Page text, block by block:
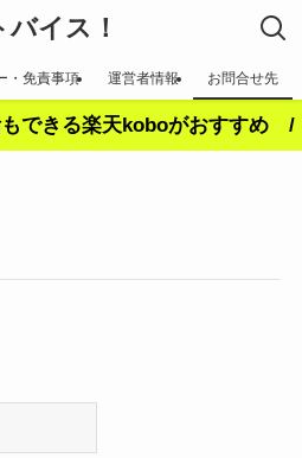
バイス！
・免責事項 運営者情報 お問合せ先
できる楽天koboがおすすめ /